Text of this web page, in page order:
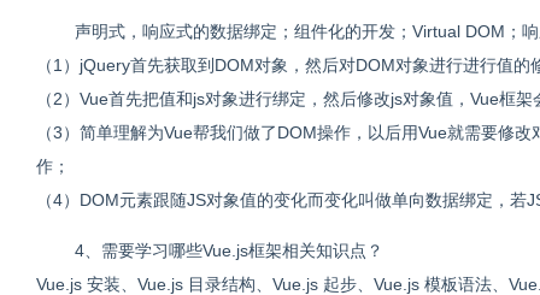
声明式，响应式的数据绑定；组件化的开发；Virtual DOM；
（1）jQuery首先获取到DOM对象，然后对DOM对象进行进行值的
（2）Vue首先把值和js对象进行绑定，然后修改js对象值，Vue框
（3）简单理解为Vue帮我们做了DOM操作，以后用Vue就需要修
作；
（4）DOM元素跟随JS对象值的变化而变化叫做单向数据绑定，若
4、需要学习哪些Vue.js框架相关知识点？
Vue.js 安装、Vue.js 目录结构、Vue.js 起步、Vue.js 模板语法、